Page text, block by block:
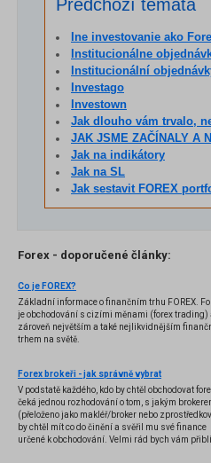
Předchozí témata
Ine investovanie ako
Institucionálne
Institucionální
Investago
Investown
Jak dlouho vám trvalo,
JAK JSME ZAČÍNALY A
Jak na indikátory
Jak na SL
Jak sestavit FOREX
Forex - doporučené články:
Co je FOREX?
Základní informace o finančním trhu FOREX.
je obchodování s cizími měnami (forex trading)
zároveň největším a také nejlikvidnějším
trhem na světě.
Forex brokeři - jak správně vybrat
V podstatě každého, kdo by chtěl obchodovat
čeká jednou rozhodování o tom, s jakým
(přeloženo jako makléř/broker nebo
by chtěl mít co do činění a svěřil mu své finance
určené k obchodování. Velmi rád bych vám